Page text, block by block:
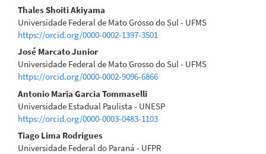
Conteúdo
do
artigo
principal
Thales Shoiti Akiyama
Universidade Federal de Mato Grosso do Sul - UFMS
https://orcid.org/0000-0002-1397-3501
José Marcato Junior
Universidade Federal de Mato Grosso do Sul - UFMS
https://orcid.org/0000-0002-9096-6866
Antonio Maria Garcia Tommaselli
Universidade Estadual Paulista - UNESP
https://orcid.org/0000-0003-0483-1103
Tiago Lima Rodrigues
Universidade Federal do Paraná - UFPR